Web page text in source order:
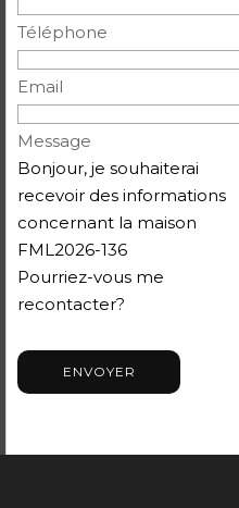
Téléphone
Email
Message
ENVOYER